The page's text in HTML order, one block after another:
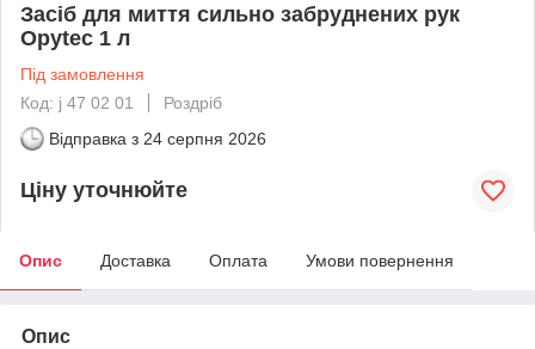
Засіб для миття сильно забруднених рук
Opytec 1 л
Під замовлення
Код: j 47 02 01
Роздріб
Відправка з 24 серпня 2026
Ціну уточнюйте
Опис Доставка Оплата Умови повернення
Опис